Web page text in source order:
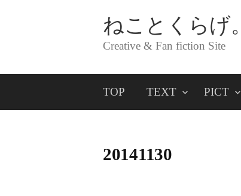
ン
ねことくらげ。
Creative & Fan fiction Site
TOP TEXT PICT
20141130